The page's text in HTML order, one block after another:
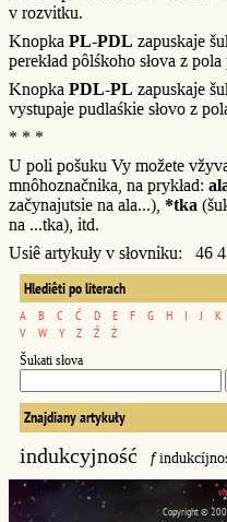
v rozvitku.
Knopka PL-PDL zapuskaje
perekład pôlśkoho słova z
Knopka PDL-PL zapuskaje
vystupaje pudlaśkie słovo z
* * *
U poli pošuku Vy možete
mnôhoznačnika, na prykład:
začynajutsie na ala...), *tka
na ...tka), itd.
Usiê artykuły v słovniku: 46
Hlediêti po literach
A B C Ć D E F G H I J K
V
W Y Z Ź Ż
Šukati słova
Znajdiany artykuły
indukcyjność f
Copyright ©